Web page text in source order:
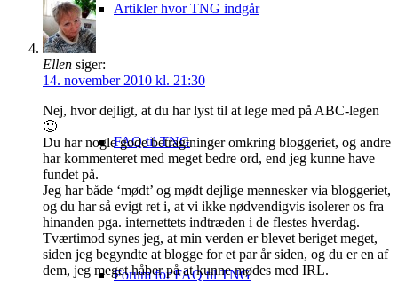
Artikler hvor TNG indgår
FAQ til TNG
Forum for FAQ til TNG
Ellen siger:
14. november 2010 kl. 21:30
Nej, hvor dejligt, at du har lyst til at lege med på ABC-legen
🙂
Du har nogle gode betragtninger omkring bloggeriet, og andre
har kommenteret med meget bedre ord, end jeg kunne have
fundet på.
Jeg har både ‘mødt’ og mødt dejlige mennesker via bloggeriet,
og du har så evigt ret i, at vi ikke nødvendigvis isolerer os fra
hinanden pga. internettets indtræden i de flestes hverdag.
Tværtimod synes jeg, at min verden er blevet beriget meget,
siden jeg begyndte at blogge for et par år siden, og du er en af
dem, jeg meget håber på at kunne mødes med IRL.